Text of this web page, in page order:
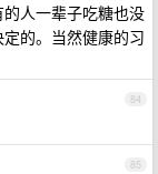
人一辈子吃糖也没
的。当然健康的习
84
85